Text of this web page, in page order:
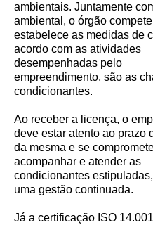
ambientais. Juntamente
ambiental, o órgão
estabelece as medidas de
acordo com as atividades
desempenhadas pelo
empreendimento, são as
condicionantes.
Ao receber a licença, o
deve estar atento ao prazo
da mesma e se
acompanhar e atender as
condicionantes
uma gestão continuada.
Já a certificação ISO